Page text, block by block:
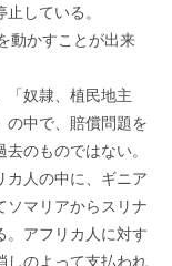
している。
動かすことが出来
「奴隷、植民地主
の中で、賠償問題を
のものではない。
カ人の中に、ギニア
ソマリアからスリナ
。アフリカ人に対す
しのよって支払われ